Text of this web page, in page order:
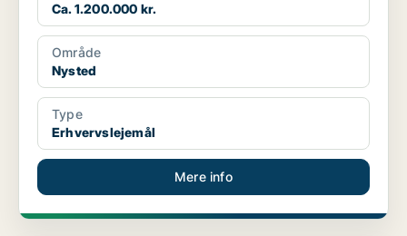
Ca. 1.200.000 kr.
Område
Nysted
Type
Erhvervslejemål
Mere info